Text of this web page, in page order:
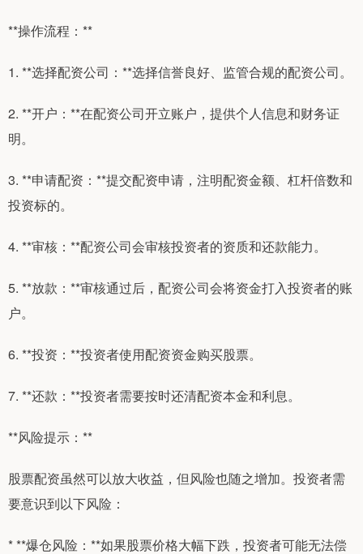
**操作流程：**
1. **选择配资公司：**选择信誉良好、监管合规的配资公司。
2. **开户：**在配资公司开立账户，提供个人信息和财务证
明。
3. **申请配资：**提交配资申请，注明配资金额、杠杆倍数和
投资标的。
4. **审核：**配资公司会审核投资者的资质和还款能力。
5. **放款：**审核通过后，配资公司会将资金打入投资者的账
户。
6. **投资：**投资者使用配资资金购买股票。
7. **还款：**投资者需要按时还清配资本金和利息。
**风险提示：**
股票配资虽然可以放大收益，但风险也随之增加。投资者需
要意识到以下风险：
* **爆仓风险：**如果股票价格大幅下跌，投资者可能无法偿